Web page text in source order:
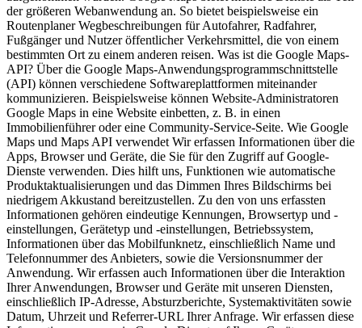
der größeren Webanwendung an. So bietet beispielsweise ein
Routenplaner Wegbeschreibungen für Autofahrer, Radfahrer,
Fußgänger und Nutzer öffentlicher Verkehrsmittel, die von einem
bestimmten Ort zu einem anderen reisen. Was ist die Google Maps-
API? Über die Google Maps-Anwendungsprogrammschnittstelle
(API) können verschiedene Softwareplattformen miteinander
kommunizieren. Beispielsweise können Website-Administratoren
Google Maps in eine Website einbetten, z. B. in einen
Immobilienführer oder eine Community-Service-Seite. Wie Google
Maps und Maps API verwendet Wir erfassen Informationen über die
Apps, Browser und Geräte, die Sie für den Zugriff auf Google-
Dienste verwenden. Dies hilft uns, Funktionen wie automatische
Produktaktualisierungen und das Dimmen Ihres Bildschirms bei
niedrigem Akkustand bereitzustellen. Zu den von uns erfassten
Informationen gehören eindeutige Kennungen, Browsertyp und -
einstellungen, Gerätetyp und -einstellungen, Betriebssystem,
Informationen über das Mobilfunknetz, einschließlich Name und
Telefonnummer des Anbieters, sowie die Versionsnummer der
Anwendung. Wir erfassen auch Informationen über die Interaktion
Ihrer Anwendungen, Browser und Geräte mit unseren Diensten,
einschließlich IP-Adresse, Absturzberichte, Systemaktivitäten sowie
Datum, Uhrzeit und Referrer-URL Ihrer Anfrage. Wir erfassen diese